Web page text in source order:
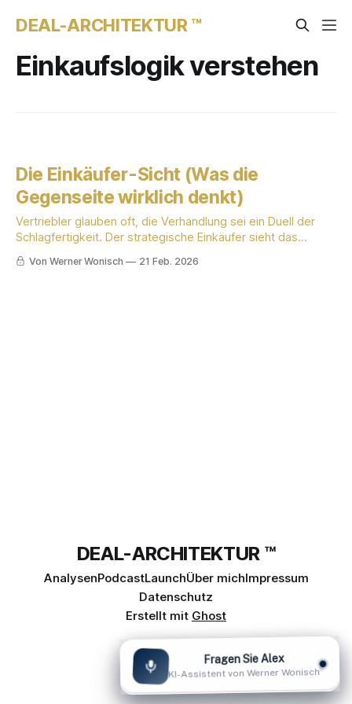
DEAL-ARCHITEKTUR ™
Einkaufslogik verstehen
Die Einkäufer-Sicht (Was die
Gegenseite wirklich denkt)
Vertriebler glauben oft, die Verhandlung sei ein Duell der
Schlagfertigkeit. Der strategische Einkäufer sieht das
anders: Für ihn ist die Verhandlung ein Prozess des
Risikomanagements und der KPI-Erfüllung.
Von Werner Wonisch 21 Feb. 2026
DEAL-ARCHITEKTUR ™
AnalysenPodcastLaunchÜber michImpressum
Datenschutz
Erstellt mit Ghost